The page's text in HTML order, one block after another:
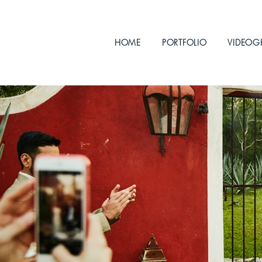
HOME PORTFOLIO